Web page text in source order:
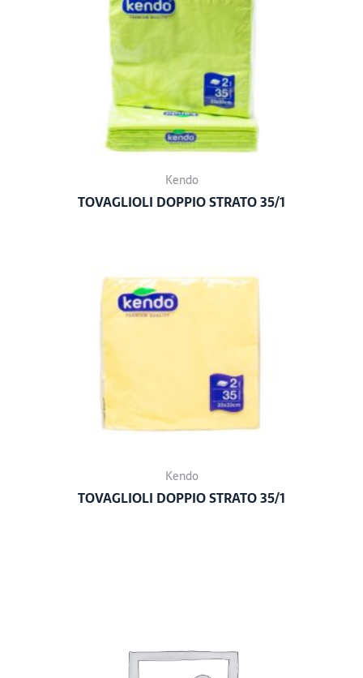
Kendo
TOVAGLIOLI DOPPIO STRATO 35/1
Kendo
TOVAGLIOLI DOPPIO STRATO 35/1